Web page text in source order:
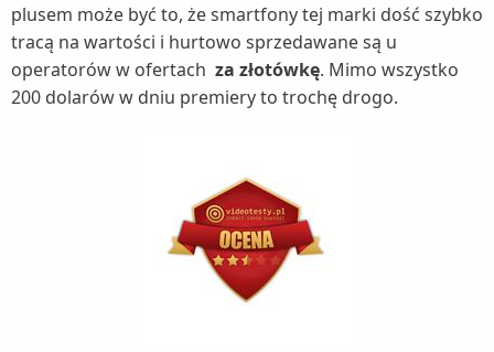
plusem może być to, że smartfony tej marki dość szybko
tracą na wartości i hurtowo sprzedawane są u
operatorów w ofertach za złotówkę. Mimo wszystko
200 dolarów w dniu premiery to trochę drogo.